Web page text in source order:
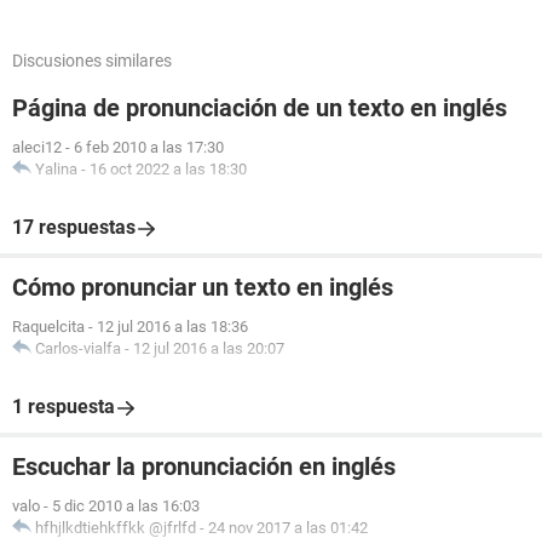
Discusiones similares
Página de pronunciación de un texto en inglés
aleci12 - 6 feb 2010 a las 17:30
Yalina - 16 oct 2022 a las 18:30
17 respuestas
Cómo pronunciar un texto en inglés
Raquelcita - 12 jul 2016 a las 18:36
Carlos-vialfa - 12 jul 2016 a las 20:07
1 respuesta
Escuchar la pronunciación en inglés
valo - 5 dic 2010 a las 16:03
hfhjlkdtiehkffkk @jfrlfd - 24 nov 2017 a las 01:42